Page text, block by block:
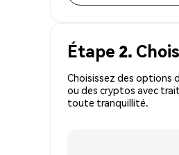
Étape 2.
Choisissez des options
ou des cryptos avec
toute tranquillité.